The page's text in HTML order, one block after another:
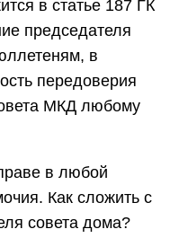
в статье 187 ГК
председателя
в
передоверия
МКД любому
в любой
Как сложить с
совета дома?